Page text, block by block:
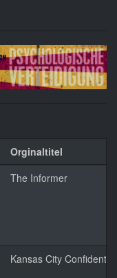
Orginaltitel
The Informer
Kansas City Confidential